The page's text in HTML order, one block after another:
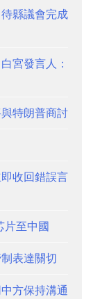
縣議會完成
宮發言人：
特朗普商討
收回錯誤言
片至中國
表達關切
方保持溝通